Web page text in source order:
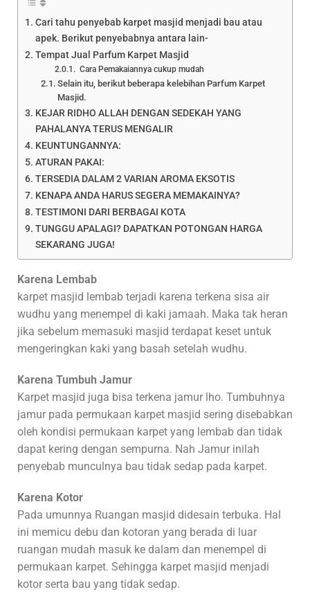
Cari tahu penyebab karpet masjid menjadi bau atau
apek. Berikut penyebabnya antara lain-
Tempat Jual Parfum Karpet Masjid
Cara Pemakaiannya cukup mudah
Selain itu, berikut beberapa kelebihan Parfum Karpet
Masjid.
KEJAR RIDHO ALLAH DENGAN SEDEKAH YANG
PAHALANYA TERUS MENGALIR
KEUNTUNGANNYA:
ATURAN PAKAI:
TERSEDIA DALAM 2 VARIAN AROMA EKSOTIS
KENAPA ANDA HARUS SEGERA MEMAKAINYA?
TESTIMONI DARI BERBAGAI KOTA
TUNGGU APALAGI? DAPATKAN POTONGAN HARGA
SEKARANG JUGA!
Karena Lembab
karpet masjid lembab terjadi karena terkena sisa air
wudhu yang menempel di kaki jamaah. Maka tak heran
jika sebelum memasuki masjid terdapat keset untuk
mengeringkan kaki yang basah setelah wudhu.
Karena Tumbuh Jamur
Karpet masjid juga bisa terkena jamur lho. Tumbuhnya
jamur pada permukaan karpet masjid sering disebabkan
oleh kondisi permukaan karpet yang lembab dan tidak
dapat kering dengan sempurna. Nah Jamur inilah
penyebab munculnya bau tidak sedap pada karpet.
Karena Kotor
Pada umunnya Ruangan masjid didesain terbuka. Hal
ini memicu debu dan kotoran yang berada di luar
ruangan mudah masuk ke dalam dan menempel di
permukaan karpet. Sehingga karpet masjid menjadi
kotor serta bau yang tidak sedap.